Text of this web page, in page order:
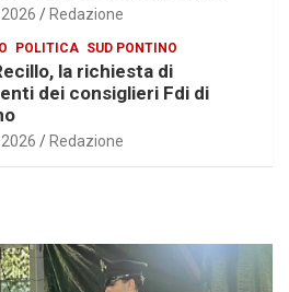
Redazione
POLITICA SUD PONTINO
la richiesta di
dei consiglieri Fdi di
Redazione